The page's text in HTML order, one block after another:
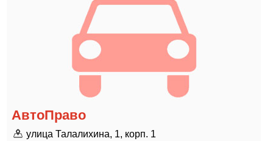
АвтоПраво
улица Талалихина, 1, корп. 1